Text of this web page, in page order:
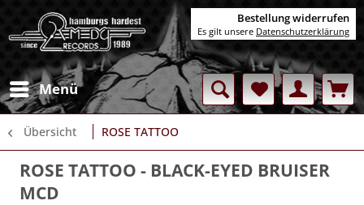
Menü
Übersicht ROSE TATTOO
ROSE TATTOO - BLACK-EYED BRUISER
MCD
Bestellung widerrufen
Es gilt unsere Datenschutzerklärung